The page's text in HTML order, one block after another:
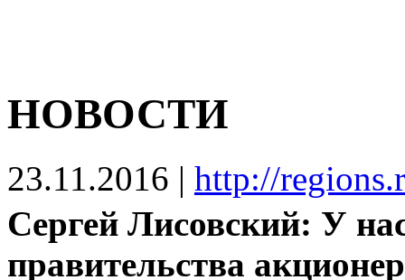
НОВОСТИ
23.11.2016 | http://
Сергей Лисовский: У
правительства